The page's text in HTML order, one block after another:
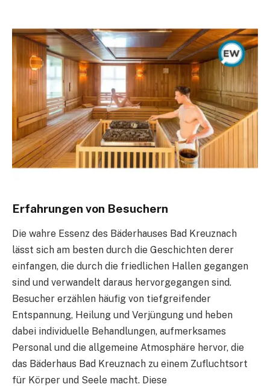
Erfahrungen von Besuchern
Die wahre Essenz des Bäderhauses Bad Kreuznach
lässt sich am besten durch die Geschichten derer
einfangen, die durch die friedlichen Hallen gegangen
sind und verwandelt daraus hervorgegangen sind.
Besucher erzählen häufig von tiefgreifender
Entspannung, Heilung und Verjüngung und heben
dabei individuelle Behandlungen, aufmerksames
Personal und die allgemeine Atmosphäre hervor, die
das Bäderhaus Bad Kreuznach zu einem Zufluchtsort
für Körper und Seele macht. Diese